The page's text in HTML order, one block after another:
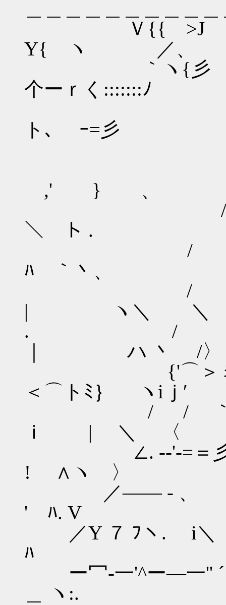
Ｖ{{ >J /
Y{ ヽ ／、
｀ヽ{彡 !
个ーｒく:::::::ﾉ
ト､ ｰ=彡
,' }
/ ｡､ {
＼ ト .
/ i ｰ
ﾊ ｀丶、
/ .i
| ヽ＼ ＼
. / _/
｜ ハ 丶 /〉
{'⌒＞
＜⌒トﾐ｝ ヽiｊ′
/ / ｀
ｉ | ＼ 〈
∠. -‐'‐=＝
! ∧ヽ 〉
／―― - 、
' ﾊ. V
／Y ７ ﾌヽ. i＼
ﾊ
ー冖‐一'^ー
＿ ヽ:.